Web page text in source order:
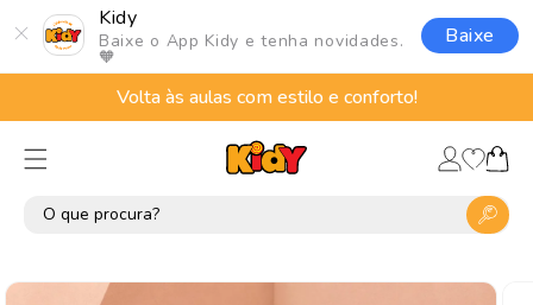
Kidy
Baixe o App Kidy e tenha novidades.
🧡
Baixe
para o
conteúdo
Volta às aulas com estilo e conforto!
Fazer
login
Lista
deCarrinho